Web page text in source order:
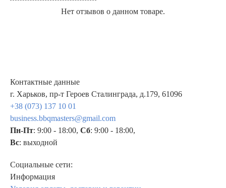
Нет отзывов о данном товаре.
Контактные данные
г. Харьков, пр-т Героев Сталинграда, д.179, 61096
+38 (073) 137 10 01
business.bbqmasters@gmail.com
Пн-Пт: 9:00 - 18:00, Сб: 9:00 - 18:00,
Вс: выходной
Социальные сети:
Информация